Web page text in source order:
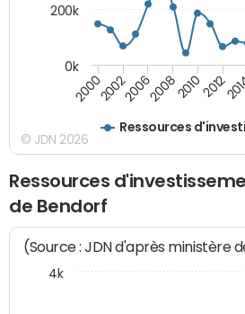
Ressources
200020022006200820102012
0k
200k
© JDN 2026
Ressources
de Bendorf
(Source : JDN d'après ministère
4k